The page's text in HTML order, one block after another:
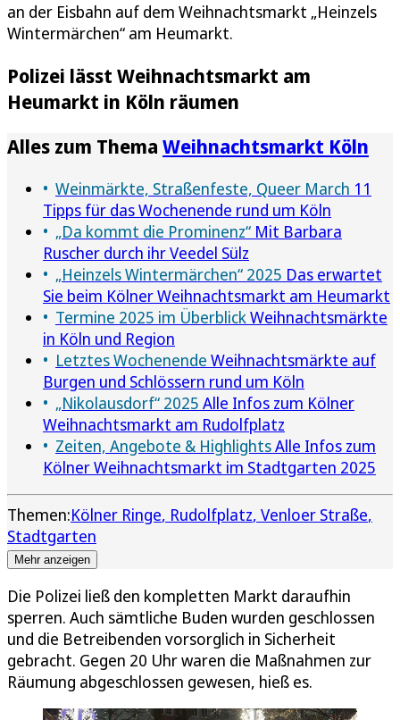
an der Eisbahn auf dem Weihnachtsmarkt „Heinzels
Wintermärchen“ am Heumarkt.
Polizei lässt Weihnachtsmarkt am
Heumarkt in Köln räumen
Alles zum Thema Weihnachtsmarkt Köln
Weinmärkte, Straßenfeste, Queer March 11
Tipps für das Wochenende rund um Köln
„Da kommt die Prominenz“ Mit Barbara
Ruscher durch ihr Veedel Sülz
„Heinzels Wintermärchen“ 2025 Das erwartet
Sie beim Kölner Weihnachtsmarkt am Heumarkt
Termine 2025 im ÜberblickWeihnachtsmärkte
in Köln und Region
Letztes Wochenende Weihnachtsmärkte auf
Burgen und Schlössern rund um Köln
„Nikolausdorf“ 2025 Alle Infos zum Kölner
Weihnachtsmarkt am Rudolfplatz
Zeiten, Angebote & HighlightsAlle Infos zum
Kölner Weihnachtsmarkt im Stadtgarten 2025
Themen:Kölner Ringe Rudolfplatz Venloer Straße
Stadtgarten
Mehr anzeigen
Die Polizei ließ den kompletten Markt daraufhin
sperren. Auch sämtliche Buden wurden geschlossen
und die Betreibenden vorsorglich in Sicherheit
gebracht. Gegen 20 Uhr waren die Maßnahmen zur
Räumung abgeschlossen gewesen, hieß es.